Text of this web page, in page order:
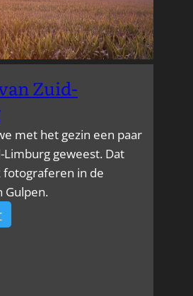
Zuid-
met het gezin een paar
Limburg geweest. Dat
in de
Gulpen.
:
Heuvels